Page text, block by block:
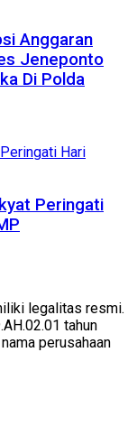
Anggaran
Jeneponto
Di Polda
Peringati
legalitas resmi.
tahun
perusahaan